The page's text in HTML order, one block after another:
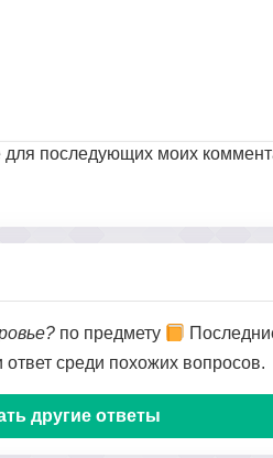
для последующих моих
по предмету
ответ среди похожих вопросов.
другие ответы